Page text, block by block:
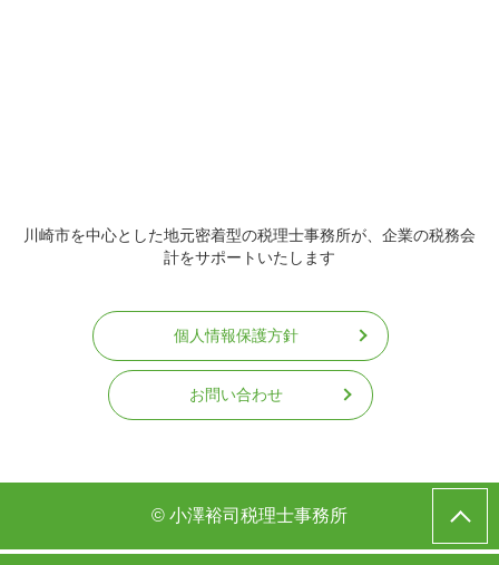
川崎市を中心とした地元密着型の税理士事務所が、企業の税務会
計をサポートいたします
個人情報保護方針
お問い合わせ
© 小澤裕司税理士事務所